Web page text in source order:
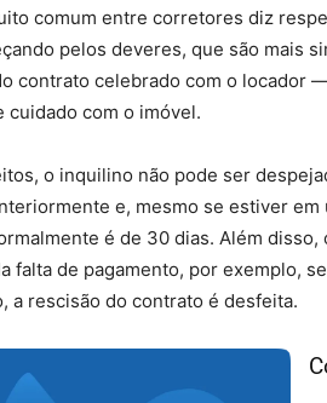
comum entre corretores diz
pelos deveres, que são mais
contrato celebrado com o locador
cuidado com o imóvel.
o inquilino não pode ser
e, mesmo se estiver
é de 30 dias. Além
falta de pagamento, por exemplo,
a rescisão do contrato é desfeita.